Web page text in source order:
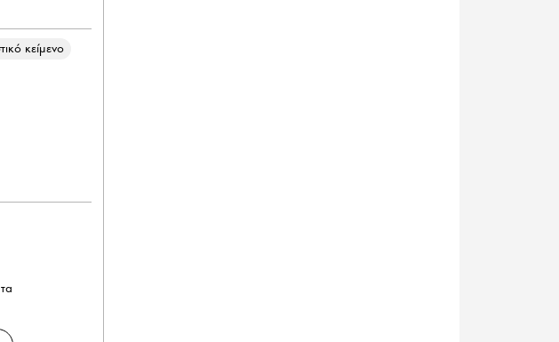
κείμενο